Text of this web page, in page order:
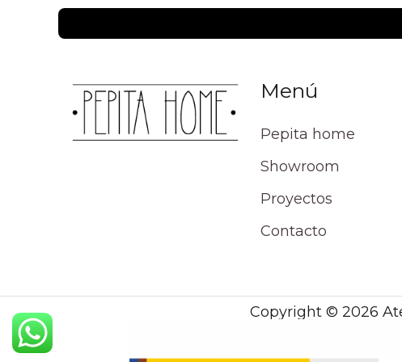
Menú
Pepita home
Showroom
Proyectos
Contacto
Copyright © 2026